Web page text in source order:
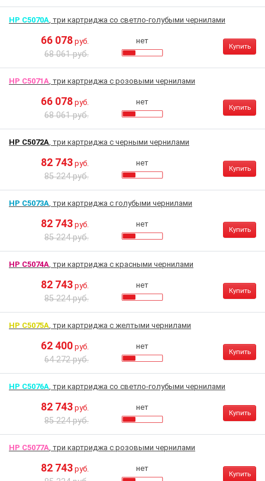
HP C5070A, три картриджа со светло-голубыми чернилами
66 078 руб.
68 061 руб.
нет
Купить
HP C5071A, три картриджа с розовыми чернилами
66 078 руб.
68 061 руб.
нет
Купить
HP C5072A, три картриджа с черными чернилами
82 743 руб.
85 224 руб.
нет
Купить
HP C5073A, три картриджа с голубыми чернилами
82 743 руб.
85 224 руб.
нет
Купить
HP C5074A, три картриджа с красными чернилами
82 743 руб.
85 224 руб.
нет
Купить
HP C5075A, три картриджа с желтыми чернилами
62 400 руб.
64 272 руб.
нет
Купить
HP C5076A, три картриджа со светло-голубыми чернилами
82 743 руб.
85 224 руб.
нет
Купить
HP C5077A, три картриджа с розовыми чернилами
82 743 руб. нет
Купить